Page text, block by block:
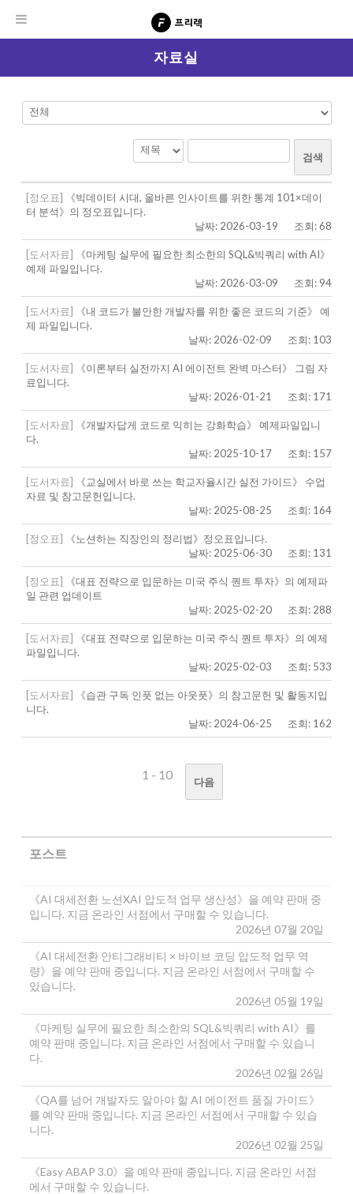
자료실
검색
[정오표]
《빅데이터 시대, 올바른 인사이트를 위한 통계 101×데이
터 분석》의 정오표입니다.
날짜: 2026-03-19
조회: 68
[도서자료]
《마케팅 실무에 필요한 최소한의 SQL&빅쿼리 with AI》
예제 파일입니다.
날짜: 2026-03-09
조회: 94
[도서자료]
《내 코드가 불안한 개발자를 위한 좋은 코드의 기준》 예
제 파일입니다.
날짜: 2026-02-09
조회: 103
[도서자료]
《이론부터 실전까지 AI 에이전트 완벽 마스터》 그림 자
료입니다.
날짜: 2026-01-21
조회: 171
[도서자료]
《개발자답게 코드로 익히는 강화학습》 예제파일입니
다.
날짜: 2025-10-17
조회: 157
[도서자료]
《교실에서 바로 쓰는 학교자율시간 실전 가이드》 수업
자료 및 참고문헌입니다.
날짜: 2025-08-25
조회: 164
[정오표]
《노션하는 직장인의 정리법》정오표입니다.
날짜: 2025-06-30
조회: 131
[정오표]
《대표 전략으로 입문하는 미국 주식 퀀트 투자》의 예제파
일 관련 업데이트
날짜: 2025-02-20
조회: 288
[도서자료]
《대표 전략으로 입문하는 미국 주식 퀀트 투자》의 예제
파일입니다.
날짜: 2025-02-03
조회: 533
[도서자료]
《습관 구독 인풋 없는 아웃풋》의 참고문헌 및 활동지입
니다.
날짜: 2024-06-25
조회: 162
1 - 10 다음
포스트
《AI 대세전환 노션XAI 압도적 업무 생산성》을 예약 판매 중
입니다. 지금 온라인 서점에서 구매할 수 있습니다.
2026년 07월 20일
《AI 대세전환 안티그래비티 × 바이브 코딩 압도적 업무 역
량》을 예약 판매 중입니다. 지금 온라인 서점에서 구매할 수
있습니다.
2026년 05월 19일
《마케팅 실무에 필요한 최소한의 SQL&빅쿼리 with AI》를
예약 판매 중입니다. 지금 온라인 서점에서 구매할 수 있습니
다.
2026년 02월 26일
《QA를 넘어 개발자도 알아야 할 AI 에이전트 품질 가이드》
를 예약 판매 중입니다. 지금 온라인 서점에서 구매할 수 있습
니다.
2026년 02월 25일
《Easy ABAP 3.0》을 예약 판매 중입니다. 지금 온라인 서점
에서 구매할 수 있습니다.